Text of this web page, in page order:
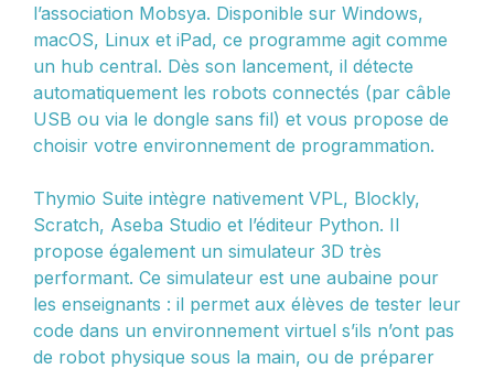
l’association Mobsya. Disponible sur Windows,
macOS, Linux et iPad, ce programme agit comme
un hub central. Dès son lancement, il détecte
automatiquement les robots connectés (par câble
USB ou via le dongle sans fil) et vous propose de
choisir votre environnement de programmation.
Thymio Suite intègre nativement VPL, Blockly,
Scratch, Aseba Studio et l’éditeur Python. Il
propose également un simulateur 3D très
performant. Ce simulateur est une aubaine pour
les enseignants : il permet aux élèves de tester leur
code dans un environnement virtuel s’ils n’ont pas
de robot physique sous la main, ou de préparer